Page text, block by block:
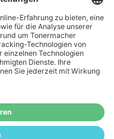
Befindet sich ein Warenwert
in Ihrem Warenkorb, ist der
richtet sich